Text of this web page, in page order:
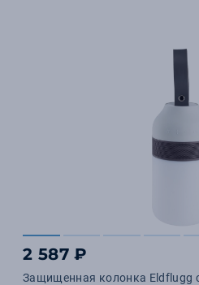
2 587 ₽
Защищенная колонка Eldflugg